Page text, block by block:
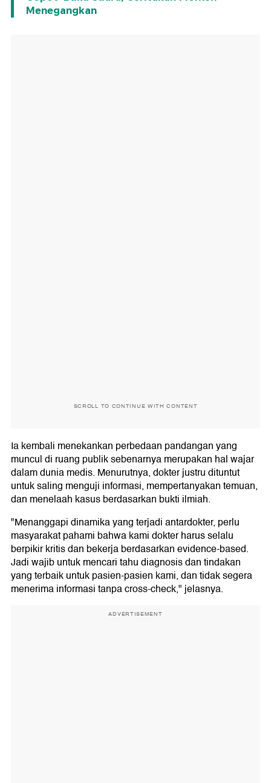
Menegangkan
SCROLL TO CONTINUE WITH CONTENT
Ia kembali menekankan perbedaan pandangan yang
muncul di ruang publik sebenarnya merupakan hal wajar
dalam dunia medis. Menurutnya, dokter justru dituntut
untuk saling menguji informasi, mempertanyakan temuan,
dan menelaah kasus berdasarkan bukti ilmiah.
"Menanggapi dinamika yang terjadi antardokter, perlu
masyarakat pahami bahwa kami dokter harus selalu
berpikir kritis dan bekerja berdasarkan evidence-based.
Jadi wajib untuk mencari tahu diagnosis dan tindakan
yang terbaik untuk pasien-pasien kami, dan tidak segera
menerima informasi tanpa cross-check," jelasnya.
ADVERTISEMENT